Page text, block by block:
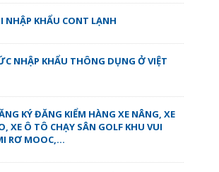
NHẬP KHẨU CONT LẠNH
NHẬP KHẨU THÔNG DỤNG Ở VIỆT
KÝ ĐĂNG KIỂM HÀNG XE NÂNG, XE
XE Ô TÔ CHẠY SÂN GOLF KHU VUI
RƠ MOOC,...